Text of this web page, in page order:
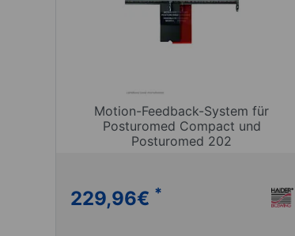
Motion-Feedback-System für
Posturomed Compact und
Posturomed 202
229,96€ *